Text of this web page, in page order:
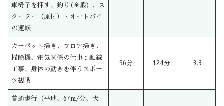
車椅子を押す、釣り(全般) 、ス
クーター（原付）・オートバイ
の運転
カーペット掃き、フロア掃き、
掃除機、電気関係の仕事：配線
工事、身体の動きを伴うスポー
ツ観戦
96分 124分 3.3
普通歩行（平地、67m/分、犬